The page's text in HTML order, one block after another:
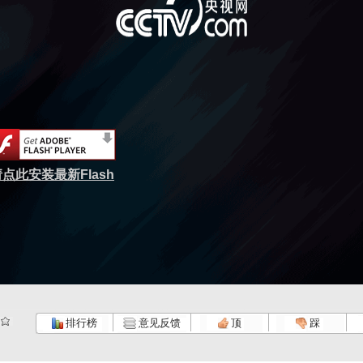
点此安装最新Flash
排行榜 意见反馈 顶 踩